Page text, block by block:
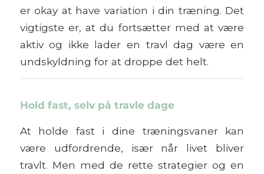
er okay at have variation i din træning. Det
vigtigste er, at du fortsætter med at være
aktiv og ikke lader en travl dag være en
undskyldning for at droppe det helt.
Hold fast, selv på travle dage
At holde fast i dine træningsvaner kan
være udfordrende, især når livet bliver
travlt. Men med de rette strategier og en